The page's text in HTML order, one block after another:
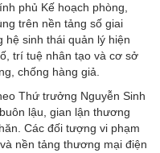
phủ Kế hoạch phòng,
trên nền tảng số giai
sinh thái quản lý hiện
trí tuệ nhân tạo và cơ sở
chống hàng giả.
Thứ trưởng Nguyễn Sinh
lậu, gian lận thương
Các đối tượng vi phạm
nền tảng thương mại điện